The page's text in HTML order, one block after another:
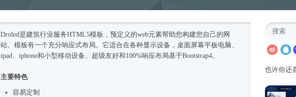
Droled是建筑行业服务HTML5模板 ，预定义的web元素帮助您构建您自己的网
站。模板有一个充分响应式布局。它适合在各种显示设备，桌面屏幕平板电脑、
ipad、iphone和小型移动设备。超级友好和100%响应布局基于Bootstrap4。
主要特色
容易定制
也许你还